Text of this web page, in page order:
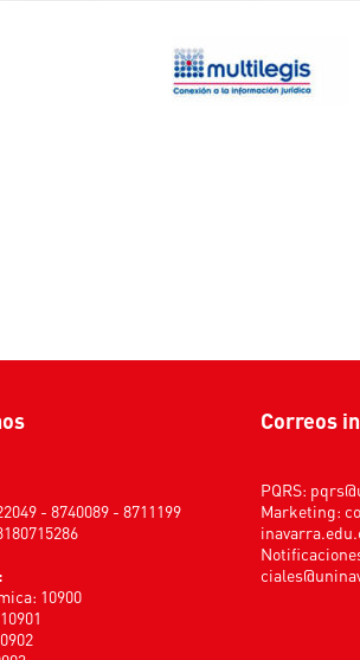
- 8740089 - 8711199
10900
Correos
PQRS:
Marketing: